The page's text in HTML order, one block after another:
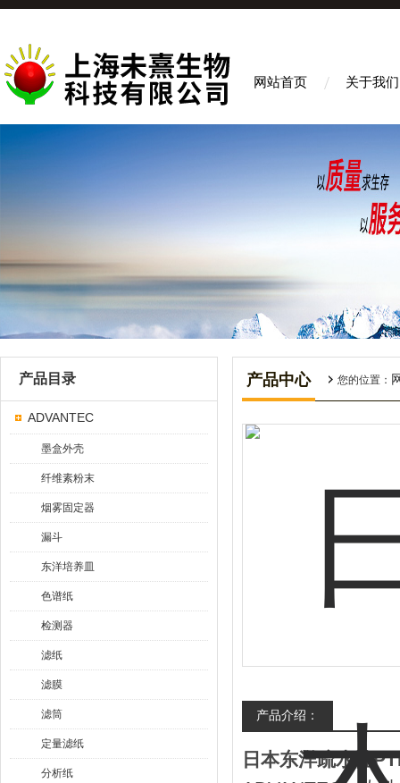
网站首页 关于我们
产品目录
ADVANTEC
墨盒外壳
纤维素粉末
烟雾固定器
漏斗
东洋培养皿
色谱纸
检测器
滤纸
滤膜
滤筒
定量滤纸
分析纸
产品中心 您的位置：
产品介绍：
日本东洋疏水性